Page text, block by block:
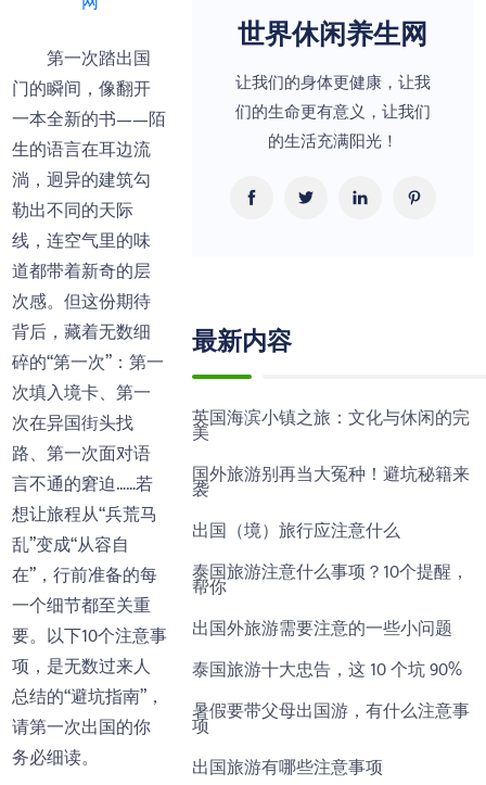
第一次踏出国
门的瞬间，像翻开
一本全新的书——陌
生的语言在耳边流
淌，迥异的建筑勾
勒出不同的天际
线，连空气里的味
道都带着新奇的层
次感。但这份期待
背后，藏着无数细
碎的“第一次”：第一
次填入境卡、第一
次在异国街头找
路、第一次面对语
言不通的窘迫……若
想让旅程从“兵荒马
乱”变成“从容自
在”，行前准备的每
一个细节都至关重
要。以下10个注意事
项，是无数过来人
总结的“避坑指南”，
请第一次出国的你
务必细读。
世界休闲养生网
让我们的身体更健康，让我
们的生命更有意义，让我们
的生活充满阳光！
最新内容
英国海滨小镇之旅：文化与休闲的完
美
国外旅游别再当大冤种！避坑秘籍来
袭
出国（境）旅行应注意什么
泰国旅游注意什么事项？10个提醒，
帮你
出国外旅游需要注意的一些小问题
泰国旅游十大忠告，这 10 个坑 90%
暑假要带父母出国游，有什么注意事
项
出国旅游有哪些注意事项